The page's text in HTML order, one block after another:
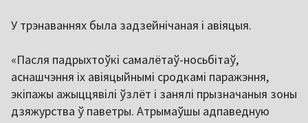
У трэнаваннях была задзейнічаная і авіяцыя.
«Пасля падрыхтоўкі самалётаў-носьбітаў,
аснашчэння іх авіяцыйнымі сродкамі паражэння,
экіпажы ажыццявілі ўзлёт і занялі прызначаныя зоны
дзяжурства ў паветры. Атрымаўшы адпаведную